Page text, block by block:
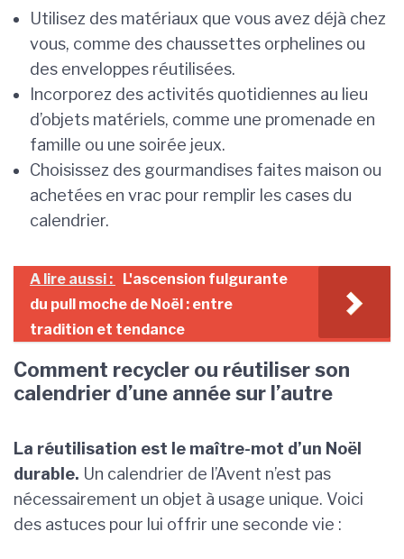
Utilisez des matériaux que vous avez déjà chez
vous, comme des chaussettes orphelines ou
des enveloppes réutilisées.
Incorporez des activités quotidiennes au lieu
d’objets matériels, comme une promenade en
famille ou une soirée jeux.
Choisissez des gourmandises faites maison ou
achetées en vrac pour remplir les cases du
calendrier.
A lire aussi :
L'ascension fulgurante
du pull moche de Noël : entre
tradition et tendance
Comment recycler ou réutiliser son
calendrier d’une année sur l’autre
La réutilisation est le maître-mot d’un Noël
durable. Un calendrier de l’Avent n’est pas
nécessairement un objet à usage unique. Voici
des astuces pour lui offrir une seconde vie :